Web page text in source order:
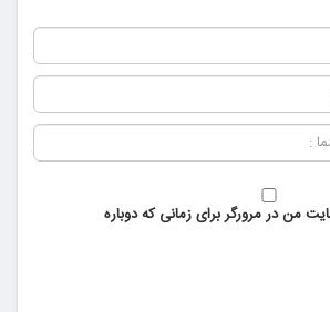
من در مرورگر برای زمانی که دوباره